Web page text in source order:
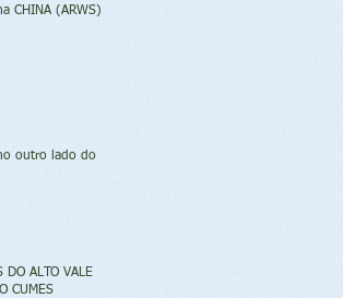
CHINA (ARWS)
outro lado do
DO ALTO VALE
CUMES